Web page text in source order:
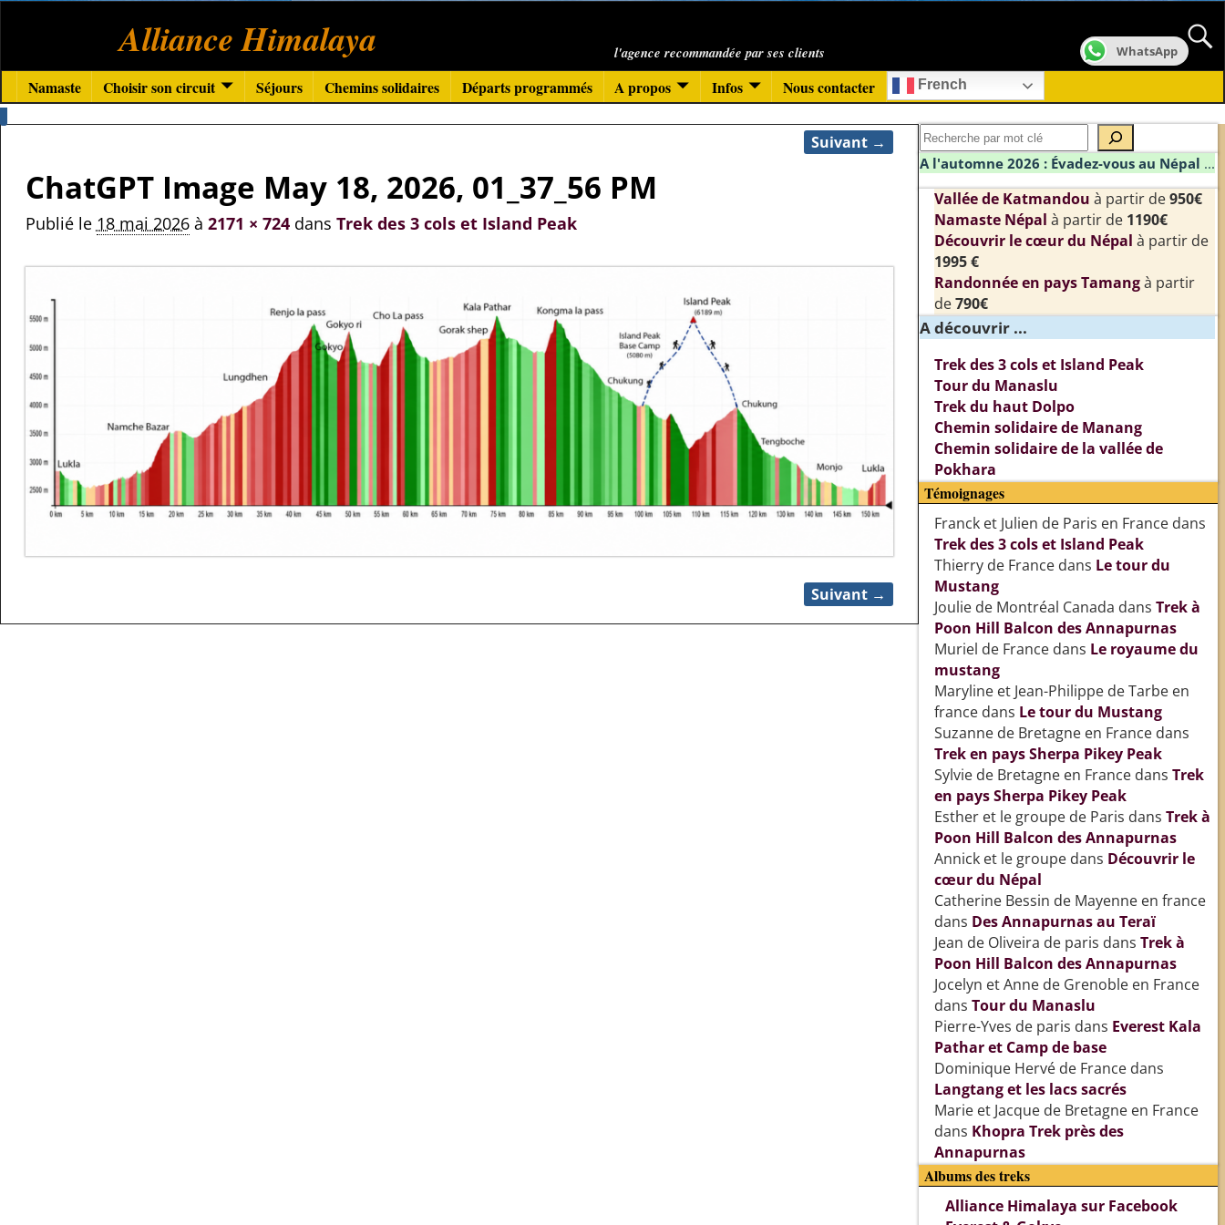
Alliance Himalaya l'agence recommandée par ses clients
Namaste Choisir son circuit Séjours Chemins solidaires Départs programmés A propos Infos Nous contacter French
Suivant →
ChatGPT Image May 18, 2026, 01_37_56 PM
Publié le 18 mai 2026à 2171 × 724dans Trek des 3 cols et Island Peak
Suivant →
A l'automne 2026 : Évadez-vous au Népal ...
Vallée de Katmandou à partir de950€
Namaste Népal à partir de 1190€
Découvrir le cœur du Népal à partir de
1995 €
Randonnée en pays Tamangà partir
de790€
A découvrir ...
Trek des 3 cols et Island Peak
Tour du Manaslu
Trek du haut Dolpo
Chemin solidaire de Manang
Chemin solidaire de la vallée de
Pokhara
Témoignages
Franck et Julien de Paris en Francedans
Trek des 3 cols et Island Peak
Thierry de Francedans Le tour du
Mustang
Joulie de Montréal Canada dans Trek à
Poon Hill Balcon des Annapurnas
Muriel de Francedans Le royaume du
mustang
Maryline et Jean-Philippe de Tarbe en
francedans Le tour du Mustang
Suzanne de Bretagne en Francedans
Trek en pays Sherpa Pikey Peak
Sylvie de Bretagne en Francedans Trek
en pays Sherpa Pikey Peak
Esther et le groupe de Paris dans Trek à
Poon Hill Balcon des Annapurnas
Annick et le groupedans Découvrir le
cœur du Népal
Catherine Bessin de Mayenne en france
dans Des Annapurnas au Teraï
Jean de Oliveira de paris dans Trek à
Poon Hill Balcon des Annapurnas
Jocelyn et Anne de Grenoble en France
dans Tour du Manaslu
Pierre-Yves de paris dans Everest Kala
Pathar et Camp de base
Dominique Hervé de Francedans
Langtang et les lacs sacrés
Marie et Jacque de Bretagne en France
dans Khopra Trek près des
Annapurnas
Albums des treks
Alliance Himalaya sur Facebook
WhatsApp